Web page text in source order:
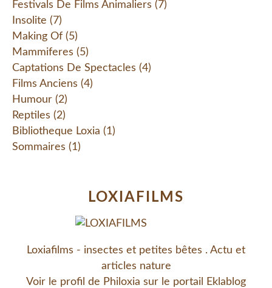
Festivals De Films Animaliers (7)
Insolite (7)
Making Of (5)
Mammiferes (5)
Captations De Spectacles (4)
Films Anciens (4)
Humour (2)
Reptiles (2)
Bibliotheque Loxia (1)
Sommaires (1)
LOXIAFILMS
Loxiafilms - insectes et petites bêtes . Actu et
articles nature
Voir le profil de Philoxia sur le portail Eklablog